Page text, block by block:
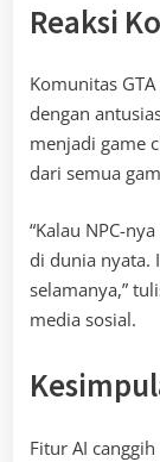
Reaksi
Komunitas
dengan
menjadi game
dari semua
“Kalau NPC-
di dunia nyata.
selamanya,”
media sosial.
Fitur AI